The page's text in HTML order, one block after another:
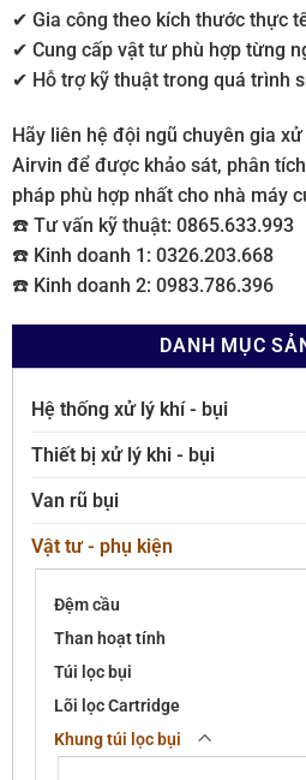
✔ Gia công theo kích thước thực
✔ Cung cấp vật tư phù hợp từng
✔ Hỗ trợ kỹ thuật trong quá trình
Hãy liên hệ đội ngũ chuyên gia
Airvin để được khảo sát, phân
pháp phù hợp nhất cho nhà máy
☎️ Tư vấn kỹ thuật: 0865.633.993
☎️ Kinh doanh 1: 0326.203.668
☎️ Kinh doanh 2: 0983.786.396
DANH MỤC
Hệ thống xử lý khí - bụi
Thiết bị xử lý khi - bụi
Van rũ bụi
Vật tư - phụ kiện
Đệm cầu
Than hoạt tính
Túi lọc bụi
Lõi lọc Cartridge
Khung túi lọc bụi